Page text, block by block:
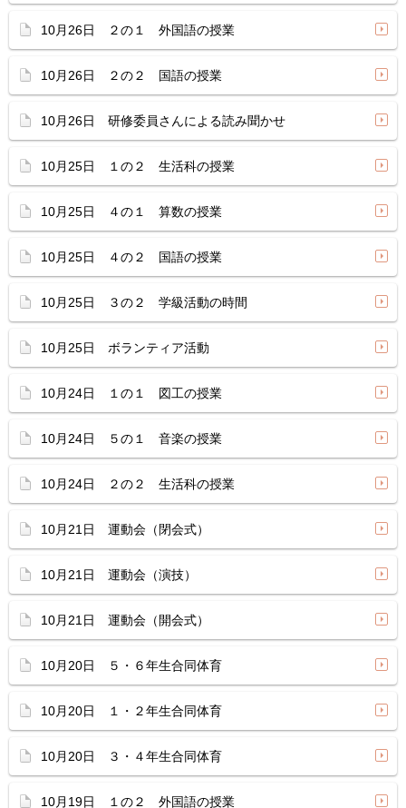
10月26日 ２の１ 外国語の授業
10月26日 ２の２ 国語の授業
10月26日 研修委員さんによる読み聞かせ
10月25日 １の２ 生活科の授業
10月25日 ４の１ 算数の授業
10月25日 ４の２ 国語の授業
10月25日 ３の２ 学級活動の時間
10月25日 ボランティア活動
10月24日 １の１ 図工の授業
10月24日 ５の１ 音楽の授業
10月24日 ２の２ 生活科の授業
10月21日 運動会（閉会式）
10月21日 運動会（演技）
10月21日 運動会（開会式）
10月20日 ５・６年生合同体育
10月20日 １・２年生合同体育
10月20日 ３・４年生合同体育
10月19日 １の２ 外国語の授業